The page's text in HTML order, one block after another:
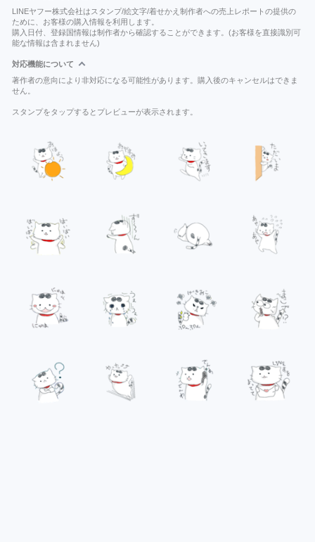
LINEヤフー株式会社はスタンプ/絵文字/着せかえ制作者への売上レポートの提供の
ために、お客様の購入情報を利用します。
購入日付、登録国情報は制作者から確認することができます。(お客様を直接識別可
能な情報は含まれません)
対応機能について
著作者の意向により非対応になる可能性があります。購入後のキャンセルはできま
せん。
スタンプをタップするとプレビューが表示されます。